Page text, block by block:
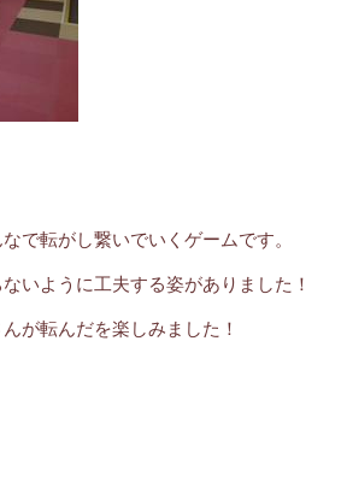
で転がし繋いでいくゲームです。
いように工夫する姿がありました！
が転んだを楽しみました！